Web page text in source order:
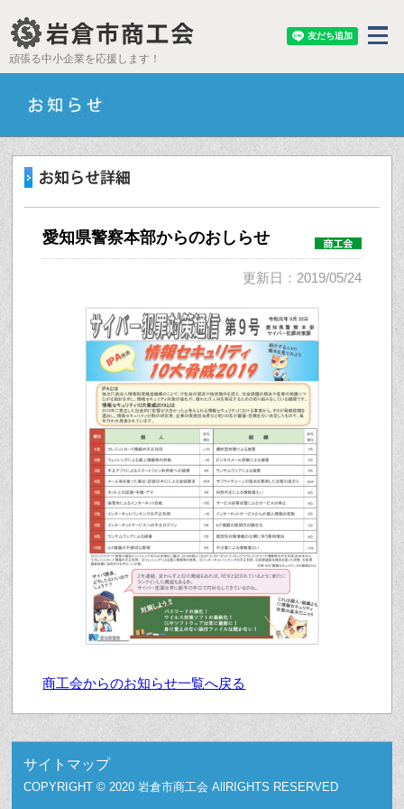
頑張る中小企業を応援します！
愛知県警察本部からのおしらせ
更新日：2019/05/24
商工会からのお知らせ一覧へ戻る
サイトマップ
COPYRIGHT © 2020 岩倉市商工会 AllRIGHTS RESERVED